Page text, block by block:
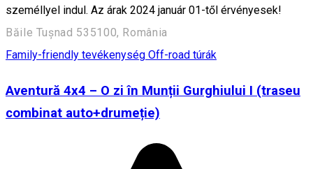
személlyel indul. Az árak 2024 január 01-től érvényesek!
Băile Tușnad 535100, România
Family-friendly tevékenység Off-road túrák
Aventură 4x4 – O zi în Munții Gurghiului I (traseu
combinat auto+drumeție)